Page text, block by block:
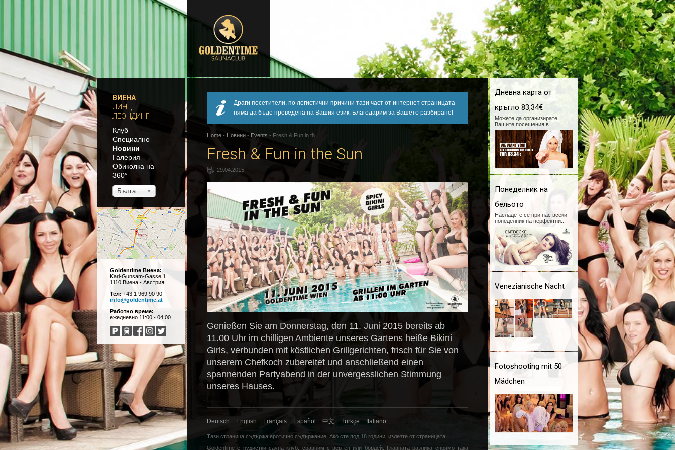
ВИЕНА
ЛИНЦ-
ЛЕОНДИНГ
Клуб
Специално
Новини
Галерия
Обиколка на
360°
Goldentime Виена:
Karl-Gunsam-Gasse 1
1110 Виена - Австрия
Тел: +43 1 969 90 90
info@goldentime.at
Работно време:
ежедневно 11:00 - 04:00
Драги посетители, по логистични причини тази част от интернет страницата
няма да бъде преведена на Вашия език. Благодарим за Вашето разбиране!
Home - Новини - Events - Fresh & Fun in th...
Fresh & Fun in the Sun
29.04.2015
Genießen Sie am Donnerstag, den 11. Juni 2015 bereits ab
11.00 Uhr im chilligen Ambiente unseres Gartens heiße Bikini
Girls, verbunden mit köstlichen Grillgerichten, frisch für Sie von
unserem Chefkoch zubereitet und anschließend einen
spannenden Partyabend in der unvergesslichen Stimmung
unseres Hauses.
Deutsch English Français Español 中文 Türkçe Italiano
Тази страница съдържа еротично съдържание. Ако сте под 18 години, излезте от страницата.
Goldentime е нудистки сауна клуб, сравним с вертеп или бордей. Главната разлика спрямо така
Дневна карта от
кръгло 83,34€
Можете да организирате
Вашите посещения в
Понеделник на
бельото
Насладете се при нас всеки
понеделник на перфектни
Venezianische Nacht
Fotoshooting mit 50
Mädchen